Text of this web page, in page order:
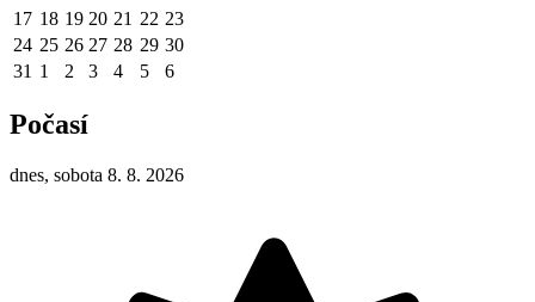
17 18 19 20 21 22 23
24 25 26 27 28 29 30
31 1 2 3 4 5 6
Počasí
dnes, sobota 8. 8. 2026